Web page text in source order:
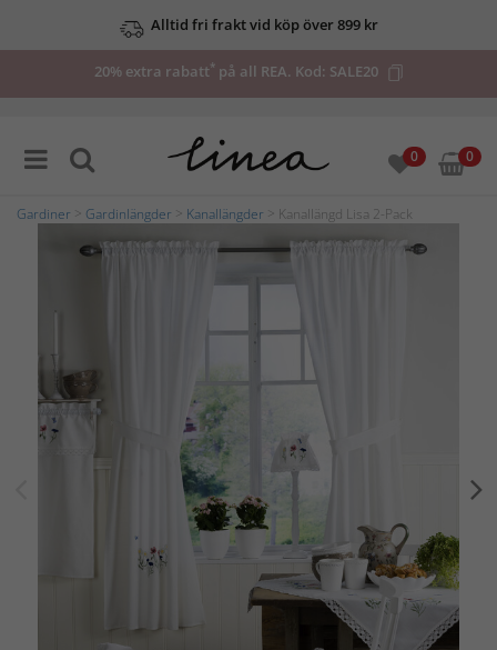
Alltid fri frakt vid köp över 899 kr
20% extra rabatt*på all REA. Kod: SALE20
0 0
Gardiner Gardinlängder Kanallängder > Kanallängd Lisa 2-Pack